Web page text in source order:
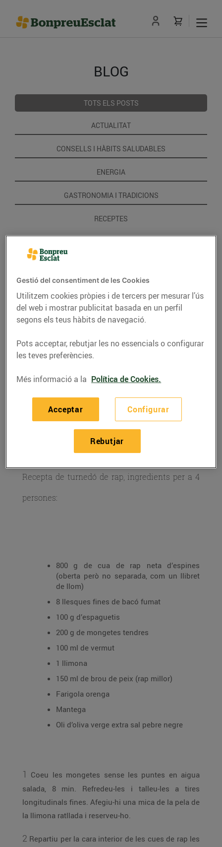
BLOG
TOTS ELS POSTS
ACTUALITAT
CONSELLS I HÀBITS SALUDABLES
ENERGIA
GASTRONOMIA I TRADICIONS
RECEPTES
Recepta de turnedó de
rap
24/de desembre/2018
Recepta de turnedó de rap, ingredients per a 4
persones:
800 g de cua de rap neta d’espines
(oberta però no separada, com un llibret
de llom)
8 llesques fines de bacó fumat
100 g d’espaguetis
200 g de mongetes tendres
100 ml de vermut
1 llimona
150 ml de brou de peix (rap millor)
Farigola orenga
Mantega
Oli d’oliva verge extra sal pebre negre
1 Coeu les mongetes sense les puntes en aigua
salada, 8 min. Refredeu-les i talleu-les a tires
longitudinals fines. Afegiu-hi una mica de la pela de
la llimona ratllada i reserveu-ho.
2 Repartiu per la cara interior de les cues de rap les
Gestió del consentiment de les Cookies
Utilitzem cookies pròpies i de tercers per mesurar l’ús
del web i mostrar publicitat basada en un perfil
segons els teus hàbits de navegació.
Pots acceptar, rebutjar les no essencials o configurar
les teves preferències.
Més informació a la Política de Cookies.
Configurar
Rebutjar
Acceptar